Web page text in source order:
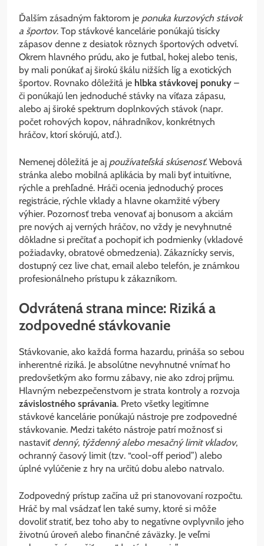
Ďalším zásadným faktorom je ponuka kurzových stávok
a športov. Top stávkové kancelárie ponúkajú tisícky
zápasov denne z desiatok rôznych športových odvetví.
Okrem hlavného prúdu, ako je futbal, hokej alebo tenis,
by mali ponúkať aj širokú škálu nižších líg a exotických
športov. Rovnako dôležitá je hlbka stávkovej ponuky –
či ponúkajú len jednoduché stávky na víťaza zápasu,
alebo aj široké spektrum doplnkových stávok (napr.
počet rohových kopov, náhradníkov, konkrétnych
hráčov, ktorí skórujú, atď.).
Nemenej dôležitá je aj používateľská skúsenosť. Webová
stránka alebo mobilná aplikácia by mali byť intuitívne,
rýchle a prehľadné. Hráči ocenia jednoduchý proces
registrácie, rýchle vklady a hlavne okamžité výbery
výhier. Pozornosť treba venovať aj bonusom a akciám
pre nových aj verných hráčov, no vždy je nevyhnutné
dôkladne si prečítať a pochopiť ich podmienky (vkladové
požiadavky, obratové obmedzenia). Zákaznícky servis,
dostupný cez live chat, email alebo telefón, je známkou
profesionálneho prístupu k zákazníkom.
Odvrátená strana mince: Riziká a
zodpovedné stávkovanie
Stávkovanie, ako každá forma hazardu, prináša so sebou
inherentné riziká. Je absolútne nevyhnutné vnímať ho
predovšetkým ako formu zábavy, nie ako zdroj príjmu.
Hlavným nebezpečenstvom je strata kontroly a rozvoja
závislostného správania. Preto všetky legitímne
stávkové kancelárie ponúkajú nástroje pre zodpovedné
stávkovanie. Medzi takéto nástroje patrí možnosť si
nastaviť denný, týždenný alebo mesačný limit vkladov,
ochranný časový limit (tzv. “cool-off period”) alebo
úplné vylúčenie z hry na určitú dobu alebo natrvalo.
Zodpovedný prístup začína už pri stanovovaní rozpočtu.
Hráč by mal vsádzať len také sumy, ktoré si môže
dovoliť stratiť, bez toho aby to negatívne ovplyvnilo jeho
životnú úroveň alebo finančné záväzky. Je veľmi